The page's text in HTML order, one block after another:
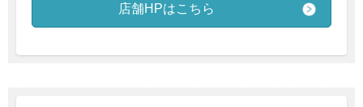
店舗HPはこちら